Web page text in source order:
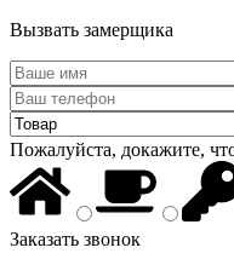
Вызвать замерщика
Пожалуйста, докажите,
Заказать звонок